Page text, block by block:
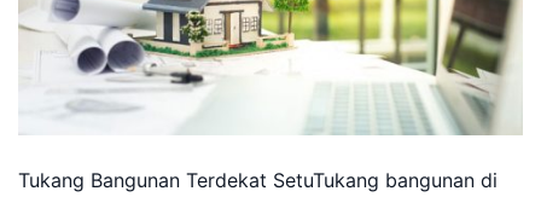
Tukang Bangunan Terdekat SetuTukang bangunan di